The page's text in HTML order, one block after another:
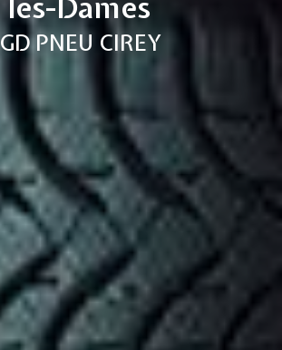
GD PNEU CIREY